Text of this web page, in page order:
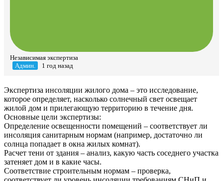
Независимая экспертиза
Админ.
1 год назад
Экспертиза инсоляции жилого дома – это исследование,
которое определяет, насколько солнечный свет освещает
жилой дом и прилегающую территорию в течение дня.
Основные цели экспертизы:
Определение освещенности помещений – соответствует ли
инсоляция санитарным нормам (например, достаточно ли
солнца попадает в окна жилых комнат).
Расчет тени от здания – анализ, какую часть соседнего участка
затеняет дом и в какие часы.
Соответствие строительным нормам – проверка,